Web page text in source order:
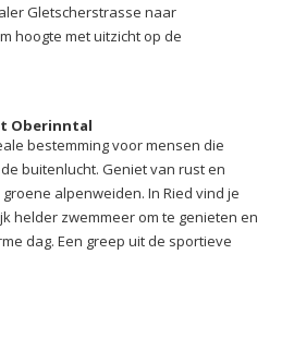
Gletscherstrasse naar
hoogte met uitzicht op de
Oberinntal
bestemming voor mensen die
buitenlucht. Geniet van rust en
alpenweiden. In Ried vind je
helder zwemmeer om te genieten en
dag. Een greep uit de sportieve